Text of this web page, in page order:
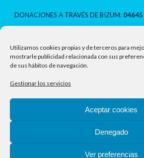
Utilizamos cookies propias y de terceros para
mostrarle publicidad relacionada con sus
de sus hábitos de navegación.
Gestionar los servicios
Aceptar cookies
Denegado
Ver preferencias
DONACIONES A TRAVÉS DE BIZUM: 04645
NOTAS LEGALES
Política de privacidad